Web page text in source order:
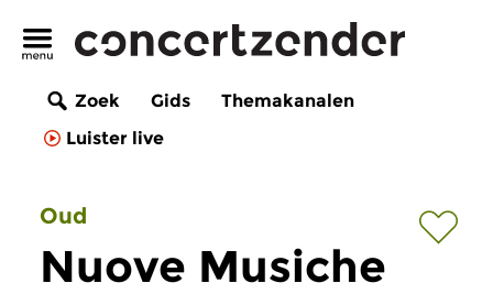
Zoek Gids
Themakanalen
Luister live
Oud
Nuove Musiche